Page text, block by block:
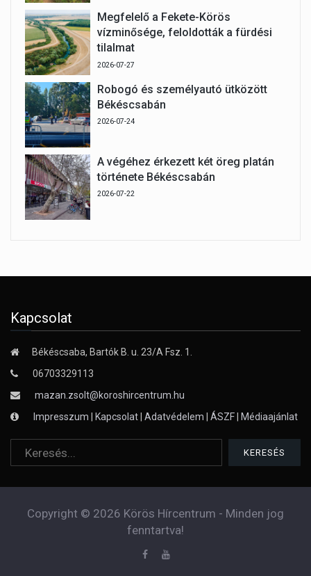
Megfelelő a Fekete-Körös
vízminősége, feloldották a fürdési
tilalmat
2026-07-27
Robogó és személyautó ütközött
Békéscsabán
2026-07-24
A végéhez érkezett két öreg platán
története Békéscsabán
2026-07-22
Kapcsolat
Békéscsaba, Bartók B. u. 23/A Fsz. 1.
06703329113
mazan.zsolt@koroshircentrum.hu
Impresszum
Kapcsolat Adatvédelem ÁSZF Médiaajánlat
Copyright © 2026 Körös Hírcentrum - Minden jog
fenntartva!